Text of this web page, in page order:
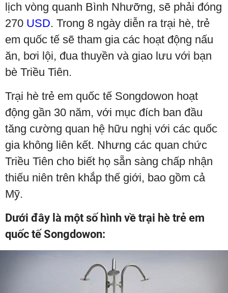
lịch vòng quanh Bình Nhưỡng, sẽ phải đóng
270 USD. Trong 8 ngày diễn ra trại hè, trẻ
em quốc tế sẽ tham gia các hoạt động nấu
ăn, bơi lội, đua thuyền và giao lưu với bạn
bè Triều Tiên.
Trại hè trẻ em quốc tế Songdowon hoạt
động gần 30 năm, với mục đích ban đầu
tăng cường quan hệ hữu nghị với các quốc
gia không liên kết. Nhưng các quan chức
Triều Tiên cho biết họ sẵn sàng chấp nhận
thiếu niên trên khắp thế giới, bao gồm cả
Mỹ.
Dưới đây là một số hình về trại hè trẻ em
quốc tế Songdowon: